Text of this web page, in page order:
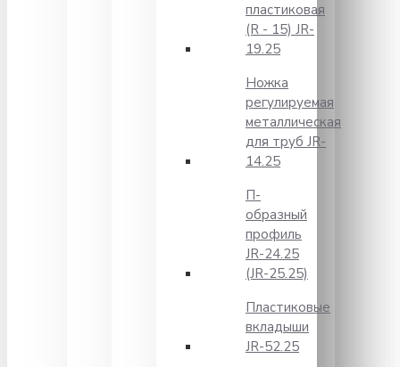
пластиковая
(R - 15) JR-
19.25
Ножка
регулируемая
металлическая
для труб JR-
14.25
П-
образный
профиль
JR-24.25
(JR-25.25)
Пластиковые
вкладыши
JR-52.25